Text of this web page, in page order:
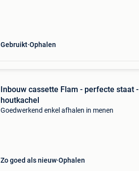
Gebruikt Ophalen
Inbouw cassette Flam - perfecte staat -
houtkachel
Goedwerkend enkel afhalen in menen
Zo goed als nieuw Ophalen